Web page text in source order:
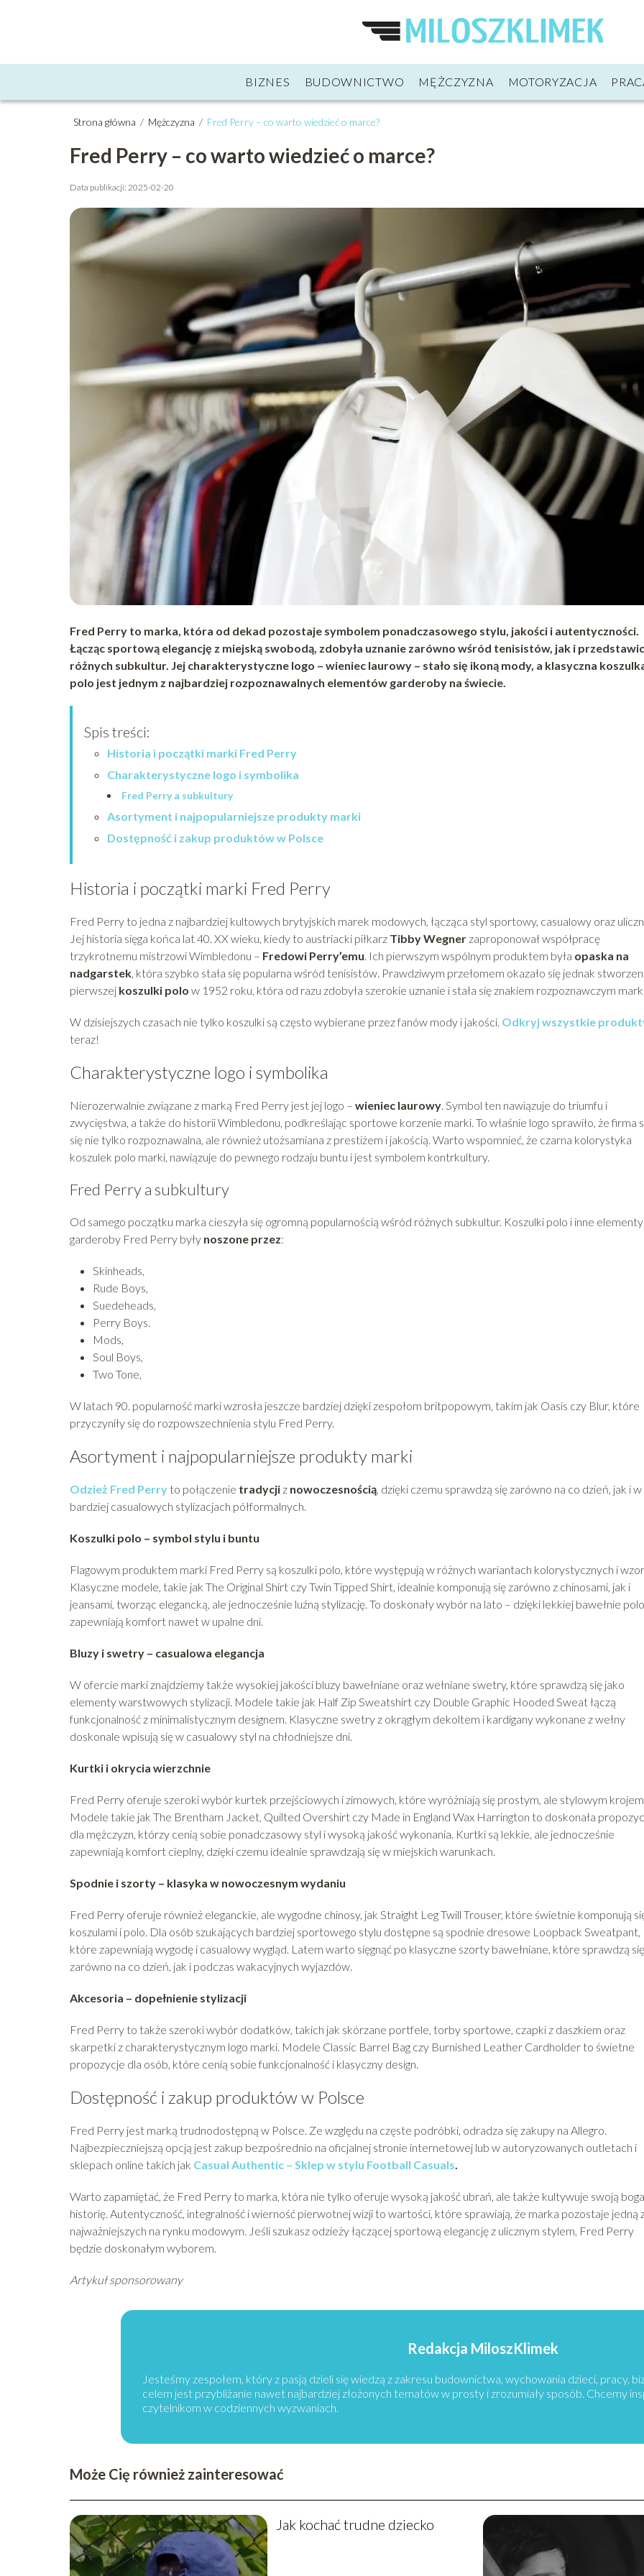
BIZNES BUDOWNICTWO MĘŻCZYZNA MOTORYZACJA
Strona główna / Mężczyzna / Fred Perry – co warto wiedzieć o marce?
Fred Perry – co warto wiedzieć o marce?
Data publikacji: 2025-02-20
Fred Perry to marka, która od dekad pozostaje symbolem ponadczasowego stylu, jakości i autentyczności.
Łącząc sportową elegancję z miejską swobodą, zdobyła uznanie zarówno wśród tenisistów, jak i
różnych subkultur. Jej charakterystyczne logo – wieniec laurowy – stało się ikoną mody, a klasyczna
polo jest jednym z najbardziej rozpoznawalnych elementów garderoby na świecie.
Spis treści:
Historia i początki marki Fred Perry
Charakterystyczne logo i symbolika
Fred Perry a subkultury
Asortyment i najpopularniejsze produkty marki
Dostępność i zakup produktów w Polsce
Historia i początki marki Fred Perry
Fred Perry to jedna z najbardziej kultowych brytyjskich marek modowych, łącząca styl sportowy, casualowy oraz
Jej historia sięga końca lat 40. XX wieku, kiedy to austriacki piłkarz Tibby Wegner zaproponował współpracę
trzykrotnemu mistrzowi Wimbledonu – Fredowi Perry’emu. Ich pierwszym wspólnym produktem była opaska na
nadgarstek, która szybko stała się popularna wśród tenisistów. Prawdziwym przełomem okazało się jednak
pierwszej koszulki polo w 1952 roku, która od razu zdobyła szerokie uznanie i stała się znakiem rozpoznawczym
W dzisiejszych czasach nie tylko koszulki są często wybierane przez fanów mody i jakości. Odkryj wszystkie
teraz!
Charakterystyczne logo i symbolika
Nierozerwalnie związane z marką Fred Perry jest jej logo – wieniec laurowy. Symbol ten nawiązuje do triumfu i
zwycięstwa, a także do historii Wimbledonu, podkreślając sportowe korzenie marki. To właśnie logo sprawiło, że firma
się nie tylko rozpoznawalna, ale również utożsamiana z prestiżem i jakością. Warto wspomnieć, że czarna kolorystyka
koszulek polo marki, nawiązuje do pewnego rodzaju buntu i jest symbolem kontrkultury.
Fred Perry a subkultury
Od samego początku marka cieszyła się ogromną popularnością wśród różnych subkultur. Koszulki polo i inne elementy
garderoby Fred Perry były noszone przez:
Skinheads,
Rude Boys,
Suedeheads,
Perry Boys.
Mods,
Soul Boys,
Two Tone,
W latach 90. popularność marki wzrosła jeszcze bardziej dzięki zespołom britpopowym, takim jak Oasis czy Blur, które
przyczyniły się do rozpowszechnienia stylu Fred Perry.
Asortyment i najpopularniejsze produkty marki
Odzież Fred Perry to połączenie tradycji z nowoczesnością, dzięki czemu sprawdzą się zarówno na co dzień, jak i w
bardziej casualowych stylizacjach półformalnych.
Koszulki polo – symbol stylu i buntu
Flagowym produktem marki Fred Perry są koszulki polo, które występują w różnych wariantach kolorystycznych i
Klasyczne modele, takie jak The Original Shirt czy Twin Tipped Shirt, idealnie komponują się zarówno z chinosami, jak i
jeansami, tworząc elegancką, ale jednocześnie luźną stylizację. To doskonały wybór na lato – dzięki lekkiej bawełnie polo
zapewniają komfort nawet w upalne dni.
Bluzy i swetry – casualowa elegancja
W ofercie marki znajdziemy także wysokiej jakości bluzy bawełniane oraz wełniane swetry, które sprawdzą się jako
elementy warstwowych stylizacji. Modele takie jak Half Zip Sweatshirt czy Double Graphic Hooded Sweat łączą
funkcjonalność z minimalistycznym designem. Klasyczne swetry z okrągłym dekoltem i kardigany wykonane z wełny
doskonale wpisują się w casualowy styl na chłodniejsze dni.
Kurtki i okrycia wierzchnie
Fred Perry oferuje szeroki wybór kurtek przejściowych i zimowych, które wyróżniają się prostym, ale stylowym
Modele takie jak The Brentham Jacket, Quilted Overshirt czy Made in England Wax Harrington to doskonała
dla mężczyzn, którzy cenią sobie ponadczasowy styl i wysoką jakość wykonania. Kurtki są lekkie, ale jednocześnie
zapewniają komfort cieplny, dzięki czemu idealnie sprawdzają się w miejskich warunkach.
Spodnie i szorty – klasyka w nowoczesnym wydaniu
Fred Perry oferuje również eleganckie, ale wygodne chinosy, jak Straight Leg Twill Trouser, które świetnie komponują
koszulami i polo. Dla osób szukających bardziej sportowego stylu dostępne są spodnie dresowe Loopback Sweatpant,
które zapewniają wygodę i casualowy wygląd. Latem warto sięgnąć po klasyczne szorty bawełniane, które sprawdzą się
zarówno na co dzień, jak i podczas wakacyjnych wyjazdów.
Akcesoria – dopełnienie stylizacji
Fred Perry to także szeroki wybór dodatków, takich jak skórzane portfele, torby sportowe, czapki z daszkiem oraz
skarpetki z charakterystycznym logo marki. Modele Classic Barrel Bag czy Burnished Leather Cardholder to świetne
propozycje dla osób, które cenią sobie funkcjonalność i klasyczny design.
Dostępność i zakup produktów w Polsce
Fred Perry jest marką trudnodostępną w Polsce. Ze względu na częste podróbki, odradza się zakupy na Allegro.
Najbezpieczniejszą opcją jest zakup bezpośrednio na oficjalnej stronie internetowej lub w autoryzowanych outletach i
sklepach online takich jak Casual Authentic – Sklep w stylu Football Casuals.
Warto zapamiętać, że Fred Perry to marka, która nie tylko oferuje wysoką jakość ubrań, ale także kultywuje swoją
historię. Autentyczność, integralność i wierność pierwotnej wizji to wartości, które sprawiają, że marka pozostaje jedną
najważniejszych na rynku modowym. Jeśli szukasz odzieży łączącej sportową elegancję z ulicznym stylem, Fred Perry
będzie doskonałym wyborem.
Artykuł sponsorowany
Redakcja MiloszKlimek
Jesteśmy zespołem, który z pasją dzieli się wiedzą z zakresu budownictwa, wychowania dzieci, pracy,
celem jest przybliżanie nawet najbardziej złożonych tematów w prosty i zrozumiały sposób. Chcemy
czytelnikom w codziennych wyzwaniach.
Może Cię również zainteresować
Jak kochać trudne dziecko